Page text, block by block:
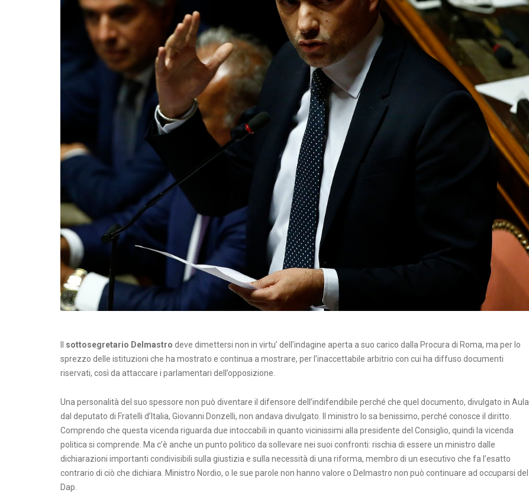
sottosegretario Delmastro deve dimettersi non in virtu’ dell’indagine aperta a suo carico dalla Procura di Roma, ma per lo
sprezzo delle istituzioni che ha mostrato e continua a mostrare, per l’inaccettabile arbitrio con cui ha diffuso documenti
riservati, così da attaccare i parlamentari dell’opposizione.
Una personalità del suo spessore non può diventare il difensore dell’indifendibile perché che quel documento, divulgato in Aula
dal deputato di Fratelli d’Italia, Giovanni Donzelli, non andava divulgato. Il ministro lo sa benissimo, perché conosce il diritto.
Comprendo che questa vicenda riguarda due intoccabili in quanto vicinissimi alla presidente del Consiglio, quindi la vicenda
politica si comprende. Ma c’è anche un punto politico da sollevare nei suoi confronti: rischia di essere un ministro dalle
dichiarazioni importanti condivisibili sulla giustizia e sulla necessità di una riforma, membro di un esecutivo che fa l’esatto
contrario di ciò che dichiara. Ministro Nordio, o le sue parole non hanno valore o Delmastro non può continuare ad occuparsi del
Dap.